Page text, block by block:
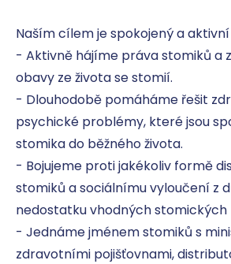
Naším cílem je spokojený a
- Aktivně hájíme práva stomiků a
obavy ze života se stomií.
- Dlouhodobě pomáháme řešit
psychické problémy, které jsou
stomika do běžného života.
- Bojujeme proti jakékoliv formě
stomiků a sociálnímu vyloučení z
nedostatku vhodných stomických
- Jednáme jménem stomiků s
zdravotními pojišťovnami,